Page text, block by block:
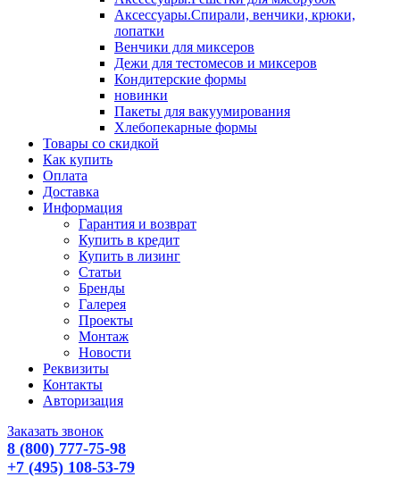
Аксессуары.Спирали, венчики, крюки,
лопатки
Венчики для миксеров
Дежи для тестомесов и миксеров
Кондитерские формы
новинки
Пакеты для вакуумирования
Хлебопекарные формы
Товары со скидкой
Как купить
Оплата
Доставка
Информация
Гарантия и возврат
Купить в кредит
Купить в лизинг
Статьи
Бренды
Галерея
Проекты
Монтаж
Новости
Реквизиты
Контакты
Авторизация
Заказать звонок
8 (800) 777-75-98
+7 (495) 108-53-79